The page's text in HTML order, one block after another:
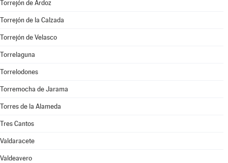
Torrejón de Ardoz
Torrejón de la Calzada
Torrejón de Velasco
Torrelaguna
Torrelodones
Torremocha de Jarama
Torres de la Alameda
Tres Cantos
Valdaracete
Valdeavero